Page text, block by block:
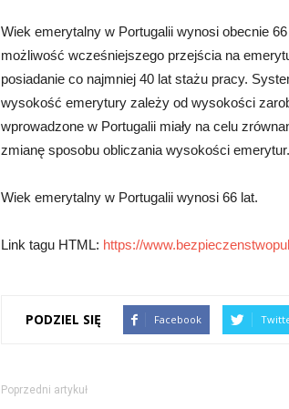
Wiek emerytalny w Portugalii wynosi obecnie
możliwość wcześniejszego przejścia na
posiadanie co najmniej 40 lat stażu pracy.
wysokość emerytury zależy od wysokości
wprowadzone w Portugalii miały na celu
zmianę sposobu obliczania wysokości emerytur.
Wiek emerytalny w Portugalii wynosi 66 lat.
Link tagu HTML: https://
PODZIEL SIĘ Facebook
Poprzedni artykuł